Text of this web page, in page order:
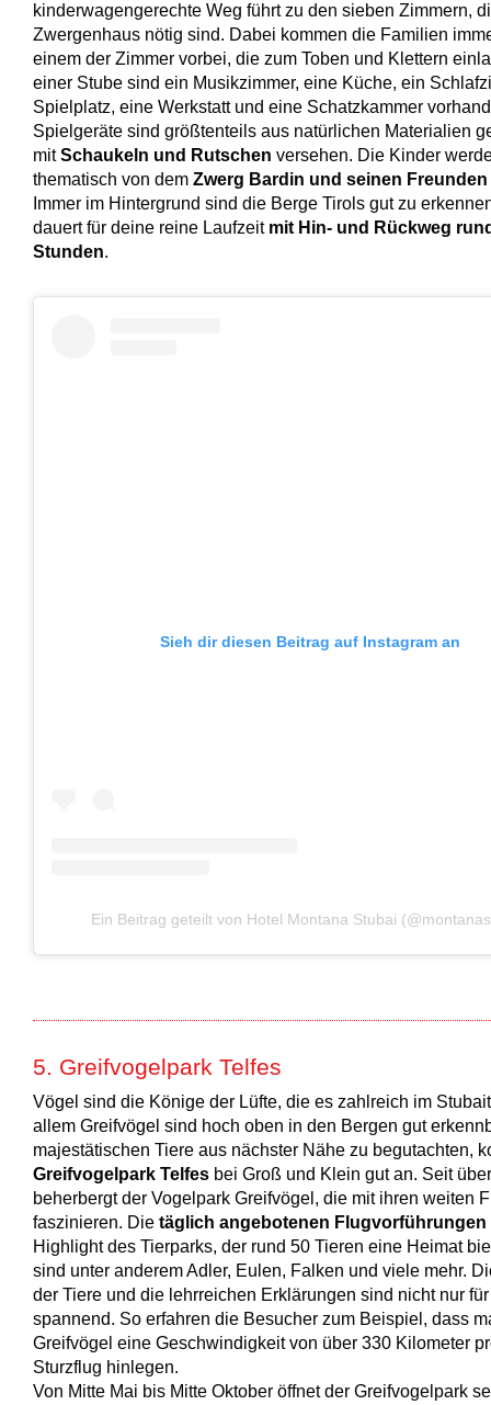
kinderwagengerechte Weg führt zu den sieben Zimmern,
Zwergenhaus nötig sind. Dabei kommen die Familien
einem der Zimmer vorbei, die zum Toben und Klettern
einer Stube sind ein Musikzimmer, eine Küche, ein
Spielplatz, eine Werkstatt und eine Schatzkammer
Spielgeräte sind größtenteils aus natürlichen Materialien
mitSchaukeln und Rutschen versehen. Die Kinder
thematisch von dem Zwerg Bardin und seinen Freunden
Immer im Hintergrund sind die Berge Tirols gut zu
dauert für deine reine Laufzeit mit Hin- und Rückweg
Stunden.
Sieh dir diesen Beitrag auf Instagram an
Ein Beitrag geteilt von Hotel Montana Stubai
5. Greifvogelpark Telfes
Vögel sind die Könige der Lüfte, die es zahlreich im
allem Greifvögel sind hoch oben in den Bergen gut
majestätischen Tiere aus nächster Nähe zu begutachten,
Greifvogelpark Telfes bei Groß und Klein gut an. Seit
beherbergt der Vogelpark Greifvögel, die mit ihren weiten
faszinieren. Die täglich angebotenen Flugvorführungen
Highlight des Tierparks, der rund 50 Tieren eine Heimat
sind unter anderem Adler, Eulen, Falken und viele mehr.
der Tiere und die lehrreichen Erklärungen sind nicht nur
spannend. So erfahren die Besucher zum Beispiel, dass
Greifvögel eine Geschwindigkeit von über 330 Kilometer
Sturzflug hinlegen.
Von Mitte Mai bis Mitte Oktober öffnet der Greifvogelpark